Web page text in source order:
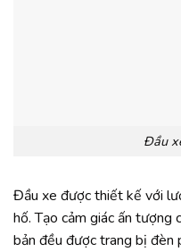
Đầu
Đầu xe được thiết kế với
hố. Tạo cảm giác ấn tượng
bản đều được trang bị đèn